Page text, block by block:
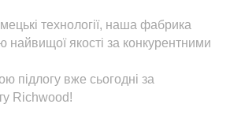
технології, наша фабрика
найвищої якості за конкурентними
підлогу вже сьогодні за
Richwood!